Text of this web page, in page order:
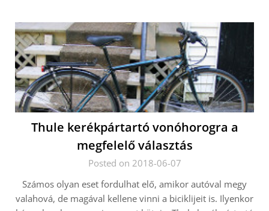
Thule kerékpártartó vonóhorogra a
megfelelő választás
Posted on 2018-06-07
Számos olyan eset fordulhat elő, amikor autóval megy
valahová, de magával kellene vinni a biciklijeit is. Ilyenkor